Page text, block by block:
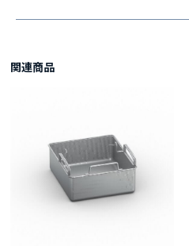
関連商品